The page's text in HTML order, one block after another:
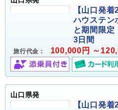
【山口発
ハウステン
と期間限定
3日間
旅行代金： 100,000円 ～
山口県発
【山口発